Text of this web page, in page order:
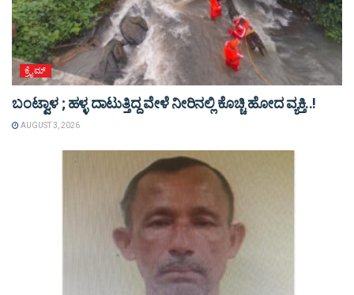
ಕ್ರೈಮ್
ಬಂಟ್ವಾಳ ; ಹಳ್ಳ ದಾಟುತ್ತಿದ್ದ ವೇಳೆ ನೀರಿನಲ್ಲಿ ಕೊಚ್ಚಿ ಹೋದ ವ್ಯಕ್ತಿ..!
AUGUST 3, 2026